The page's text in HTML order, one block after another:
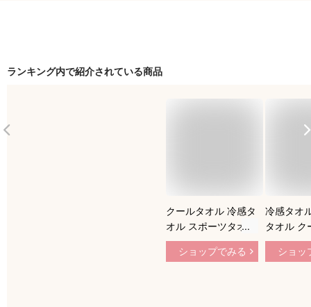
ランキング内で紹介されている商品
クールタオル 冷感タ
オル スポーツタオル
-℃ MINUS DEGREE
Prime Sports マイナ
ショップでみる
冷感タオ
タオル ク
マフラー
ール フ
ショッ